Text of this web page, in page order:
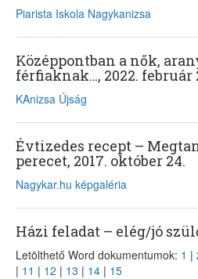
Piarista Iskola Nagykanizsa
Középpontban a nők,
férfiaknak…, 2022. február
KAnizsa Újság
Évtizedes recept –
perecet, 2017. október 24.
Nagykar.hu képgaléria
Házi feladat – elég/jó
Letölthető Word dokumentumok: 1 |
| 11 | 12 | 13 | 14 | 15